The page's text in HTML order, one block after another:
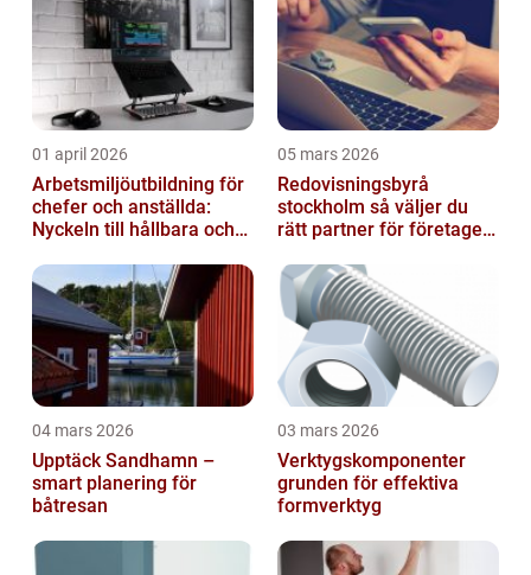
01 april 2026
Arbetsmiljöutbildning för
chefer och anställda:
Nyckeln till hållbara och
05 mars 2026
Redovisningsbyrå
stockholm så väljer du
rätt partner för företagets
04 mars 2026
Upptäck Sandhamn –
smart planering för
båtresan
03 mars 2026
Verktygskomponenter
grunden för effektiva
formverktyg